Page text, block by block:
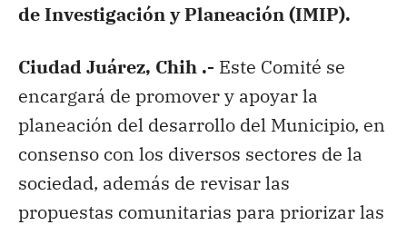
de Investigación y Planeación (IMIP).
Ciudad Juárez, Chih .- Este Comité se
encargará de promover y apoyar la
planeación del desarrollo del Municipio, en
consenso con los diversos sectores de la
sociedad, además de revisar las
propuestas comunitarias para priorizar las